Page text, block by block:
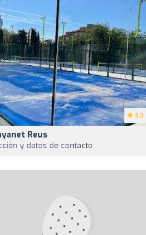
3.3
Reus
y datos de contacto